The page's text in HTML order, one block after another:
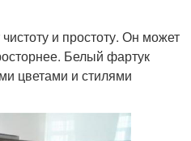
и простоту. Он может
Белый фартук
цветами и стилями